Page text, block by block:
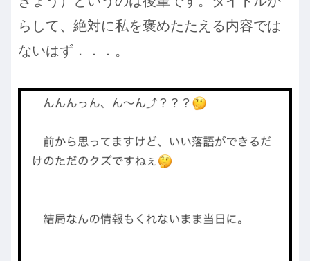
らして、絶対に私を褒めたたえる内容では
ないはず．．．。